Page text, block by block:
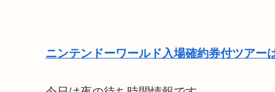
ニンテンドーワールド入場確約券付ツアー